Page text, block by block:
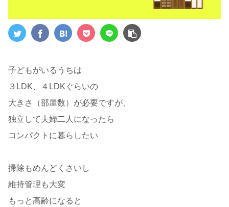
子どもがいるうちは
３LDK、４LDKぐらいの
大きさ（部屋数）が必要ですが、
独立して夫婦二人になったら
コンパクトに暮らしたい
掃除もめんどくさいし
維持管理も大変
もっと高齢になると